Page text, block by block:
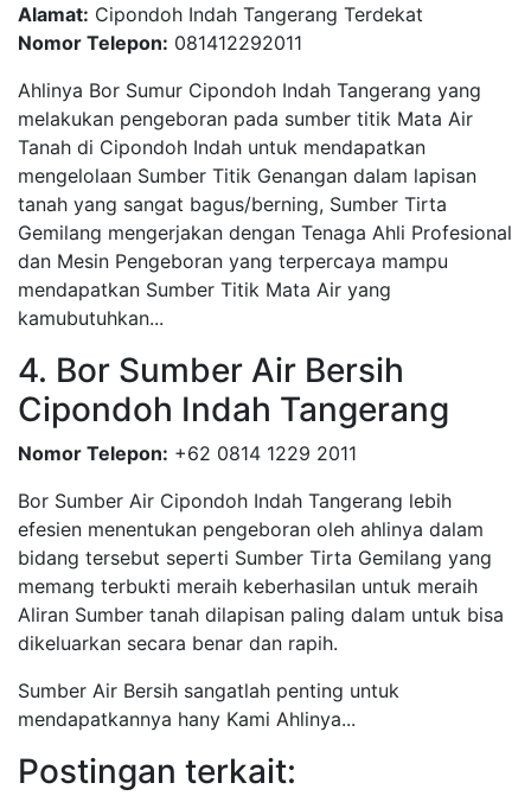
Alamat: Cipondoh Indah Tangerang Terdekat
Nomor Telepon: 081412292011
Ahlinya Bor Sumur Cipondoh Indah Tangerang yang
melakukan pengeboran pada sumber titik Mata Air
Tanah di Cipondoh Indah untuk mendapatkan
mengelolaan Sumber Titik Genangan dalam lapisan
tanah yang sangat bagus/berning, Sumber Tirta
Gemilang mengerjakan dengan Tenaga Ahli Profesional
dan Mesin Pengeboran yang terpercaya mampu
mendapatkan Sumber Titik Mata Air yang
kamubutuhkan...
4. Bor Sumber Air Bersih
Cipondoh Indah Tangerang
Nomor Telepon: +62 0814 1229 2011
Bor Sumber Air Cipondoh Indah Tangerang lebih
efesien menentukan pengeboran oleh ahlinya dalam
bidang tersebut seperti Sumber Tirta Gemilang yang
memang terbukti meraih keberhasilan untuk meraih
Aliran Sumber tanah dilapisan paling dalam untuk bisa
dikeluarkan secara benar dan rapih.
Sumber Air Bersih sangatlah penting untuk
mendapatkannya hany Kami Ahlinya...
Postingan terkait: